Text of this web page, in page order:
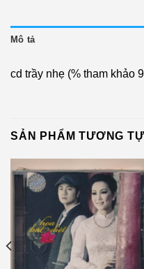
Mô tả
cd trầy nhẹ (% tham khảo
SẢN PHẨM TƯƠNG TỰ